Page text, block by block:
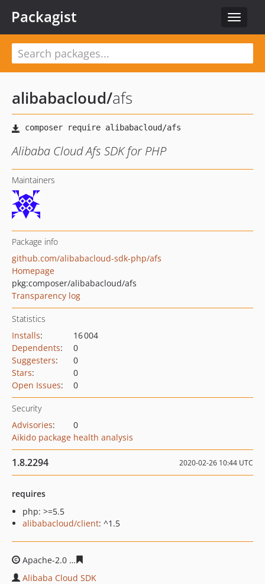
Toggle
Packagist
alibabacloud/afs
Alibaba Cloud Afs SDK for PHP
Maintainers
Package info
github.com/alibabacloud-sdk-php/afs
Homepage
pkg:composer/alibabacloud/afs
Transparency log
Statistics
Installs:
16 004
Dependents:
0
Suggesters:
0
Stars:
0
Open Issues: 0
Security
Advisories:
0
Aikido package health analysis
1.8.2294 2020-02-26 10:44 UTC
requires
php: >=5.5
alibabacloud/client: ^1.5
Apache-2.0
Alibaba Cloud SDK